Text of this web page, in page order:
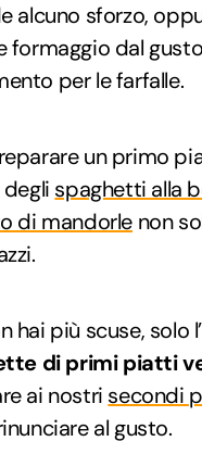
alcuno sforzo,
formaggio dal
per le farfalle.
un primo
spaghetti alla
di mandorle non
hai più scuse, solo
di primi piatti
ai nostri secondi
al gusto.